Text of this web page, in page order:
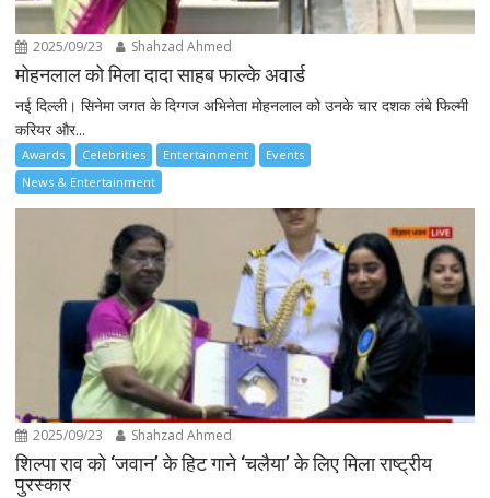
2025/09/23 Shahzad Ahmed
मोहनलाल को मिला दादा साहब फाल्के अवार्ड
नई दिल्ली। सिनेमा जगत के दिग्गज अभिनेता मोहनलाल को उनके चार दशक लंबे फिल्मी
करियर और...
Awards Celebrities Entertainment
Events
News & Entertainment
2025/09/23 Shahzad Ahmed
शिल्पा राव को ‘जवान’ के हिट गाने ‘चलैया’ के लिए मिला राष्ट्रीय
पुरस्कार